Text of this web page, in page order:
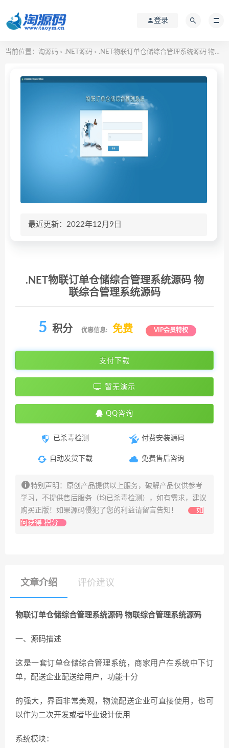
登录
当前位置： 淘源码 > .NET源码 > .NET物联订单仓储综合管理系统源码 物联综合管理系统源码
最近更新：2022年12月9日
.NET物联订单仓储综合管理系统源码 物
联综合管理系统源码
5 积分 优惠信息: 免费 VIP会员特权
支付下载
暂无演示
QQ咨询
已杀毒检测
自动发货下载
付费安装源码
免费售后咨询
特别声明：原创产品提供以上服务，破解产品仅供参考
学习，不提供售后服务（均已杀毒检测），如有需求，建议
购买正版！如果源码侵犯了您的利益请留言告知！
如
何获得 积分
文章介绍 评价建议
物联订单仓储综合管理系统源码 物联综合管理系统源码
一、源码描述
这是一套订单仓储综合管理系统，商家用户在系统中下订
单，配送企业配送给用户，功能十分
的强大，界面非常美观，物流配送企业可直接使用，也可
以作为二次开发或者毕业设计使用
系统模块：